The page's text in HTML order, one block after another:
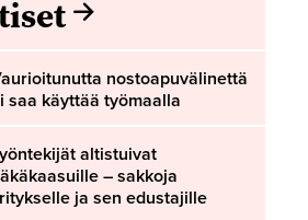
nostoapuvälinettä
saa käyttää työmaalla
altistuivat
– sakkoja
ja sen edustajille